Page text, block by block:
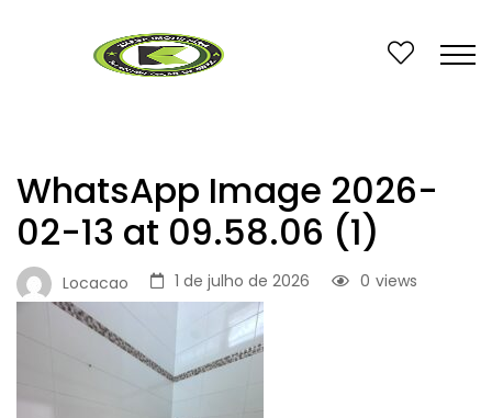
WhatsApp Image 2026-
02-13 at 09.58.06 (1)
Locacao 1 de julho de 2026 views
0